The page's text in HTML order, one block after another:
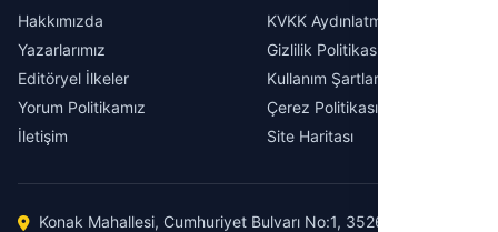
Hakkımızda
Yazarlarımız
Editöryel İlkeler
Yorum Politikamız
İletişim
KVKK Aydınlatma Metni
Gizlilik Politikası
Kullanım Şartları
Çerez Politikası
Site Haritası
Konak Mahallesi, Cumhuriyet Bulvarı No:1, 35260 Konak /